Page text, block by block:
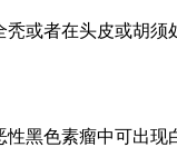
者在头皮或胡须
色素瘤中可出现